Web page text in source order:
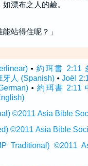
漂布之人的鹼。
站得住呢？」
•約珥書 2:11
牙人 (Spanish) •Joël
•約珥書 2:11
©2011 Asia Bible
©2011 Asia Bible
Traditional) ©2011